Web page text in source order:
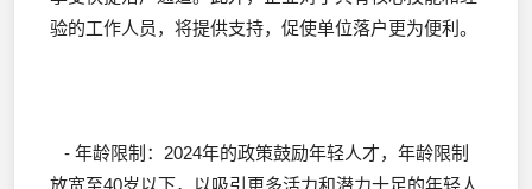
验的工作人员，将提供支持，促使单位落户更为便利。
- 年龄限制：2024年的政策鼓励年轻人才，年龄限制
放宽至40岁以下，以吸引更多活力和潜力十足的年轻人